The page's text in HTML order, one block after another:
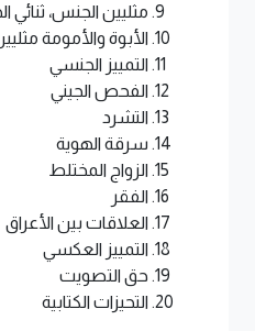
مثليين الجنس، ثنائي
الأبوة والأمومة
التمييز الجنسي
الفحص الجيني
التشرد
سرقة الهوية
الزواج المختلط
الفقر
العلاقات بين الأعراق
التمييز العكسي
حق التصويت
التحيزات الكتابية